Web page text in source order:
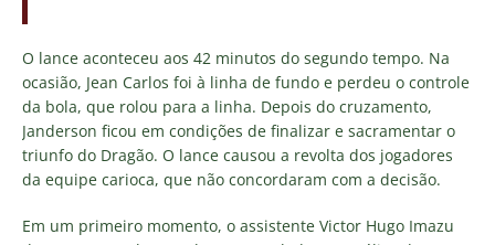
O lance aconteceu aos 42 minutos do segundo tempo. Na
ocasião, Jean Carlos foi à linha de fundo e perdeu o controle
da bola, que rolou para a linha. Depois do cruzamento,
Janderson ficou em condições de finalizar e sacramentar o
triunfo do Dragão. O lance causou a revolta dos jogadores
da equipe carioca, que não concordaram com a decisão.
Em um primeiro momento, o assistente Victor Hugo Imazu